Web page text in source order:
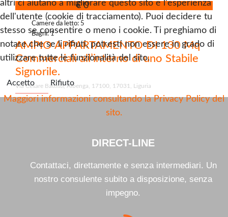
Appartamento€ 0
Camere da letto: 5
Bagni: 1
AMPIO APPARTAMENTO DI 130 Mq
Commerciali all’interno di uno Stabile
Signorile.
Via Cesare Battisti, Albenga, 17100, 17031, Liguria
DIRECT-LINE
Contattaci, direttamente e senza intermediari. Un
nostro consulente subito a disposizione, senza
impegno.
altri ci aiutano a migliorare questo sito e l'esperienza
dell'utente (cookie di tracciamento). Puoi decidere tu
stesso se consentire o meno i cookie. Ti preghiamo di
notare che se li rifiuti, potresti non essere in grado di
utilizzare tutte le funzionalità del sito.
Accetto Rifiuto
Maggiori informazioni consultando la Privacy Policy del
sito.